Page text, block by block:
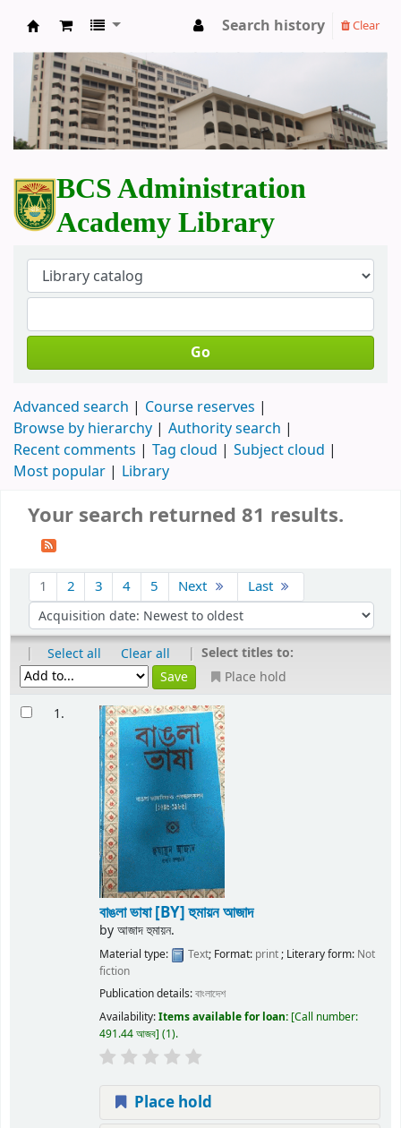
BCS Administration Academy Library
Search history Clear
BCS Administration
Academy Library
Go
Advanced search
Course reserves
Browse by hierarchy
Authority search
Recent comments
Tag cloud
Subject cloud
Most popular
Library
Your search returned 81 results.
1 2 3 4 5 Next Last
| Select all Clear all | Select titles to:
Place hold
1.
বাঙলা ভাষা[BY] হুমায়ন আজাদ
byআজাদ হুমায়ন.
Material type: Text; Format: print; Literary form: Not
fiction
Publication details:বাংলাদেশ
Availability:Items available for loan: Call number:
491.44 আজব (1).
Place hold